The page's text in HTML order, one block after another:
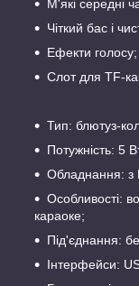
М'які середні
Чіткий бас і
Ефекти голосу;
Слот для TF-
Тип: блютуз-
Потужність: 5
Обладнання: з
Особливості:
караоке;
Під'єднання:
Інтерфейси: